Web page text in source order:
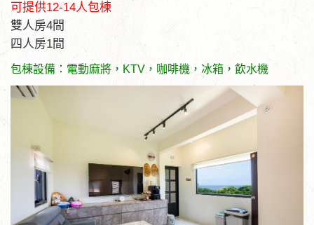
可提供12-14人包棟
雙人房4間
四人房1間
包棟設備：電動麻將，KTV，咖啡機，冰箱，飲水機